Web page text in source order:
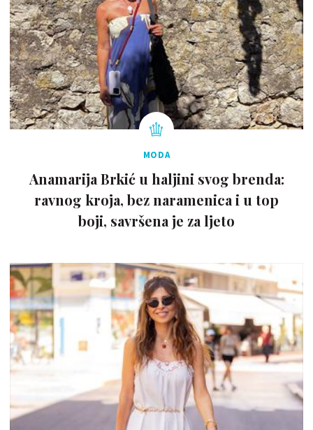
MODA
Anamarija Brkić u haljini svog brenda:
ravnog kroja, bez naramenica i u top
boji, savršena je za ljeto